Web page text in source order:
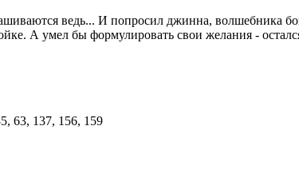
ведь... И попросил джинна, волшебника
А умел бы формулировать свои желания -